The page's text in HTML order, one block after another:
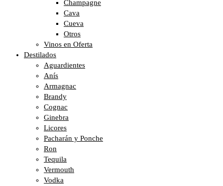
Champagne
Cava
Cueva
Otros
Vinos en Oferta
Destilados
Aguardientes
Anís
Armagnac
Brandy
Cognac
Ginebra
Licores
Pacharán y Ponche
Ron
Tequila
Vermouth
Vodka